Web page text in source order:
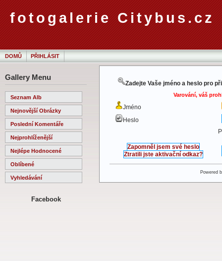
fotogalerie Citybus.cz
DOMŮ PŘIHLÁSIT
Gallery Menu
Seznam Alb
Nejnovější Obrázky
Poslední Komentáře
Nejprohlíženější
Nejlépe Hodnocené
Oblíbené
Vyhledávání
Facebook
Zadejte Vaše jméno a heslo pro
Varování, váš
Jméno
Heslo
Zapomněl jsem své heslo
Ztratili jste aktivační odkaz?
Powered